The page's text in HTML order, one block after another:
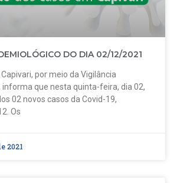
DO DIA 02/12/2021
por meio da Vigilância
informa que nesta quinta-feira, dia 02,
02 novos casos da Covid-19,
Os
2021